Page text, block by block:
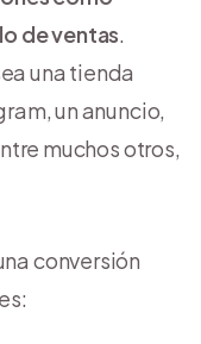
de ventas.
una tienda
un anuncio,
muchos otros,
conversión